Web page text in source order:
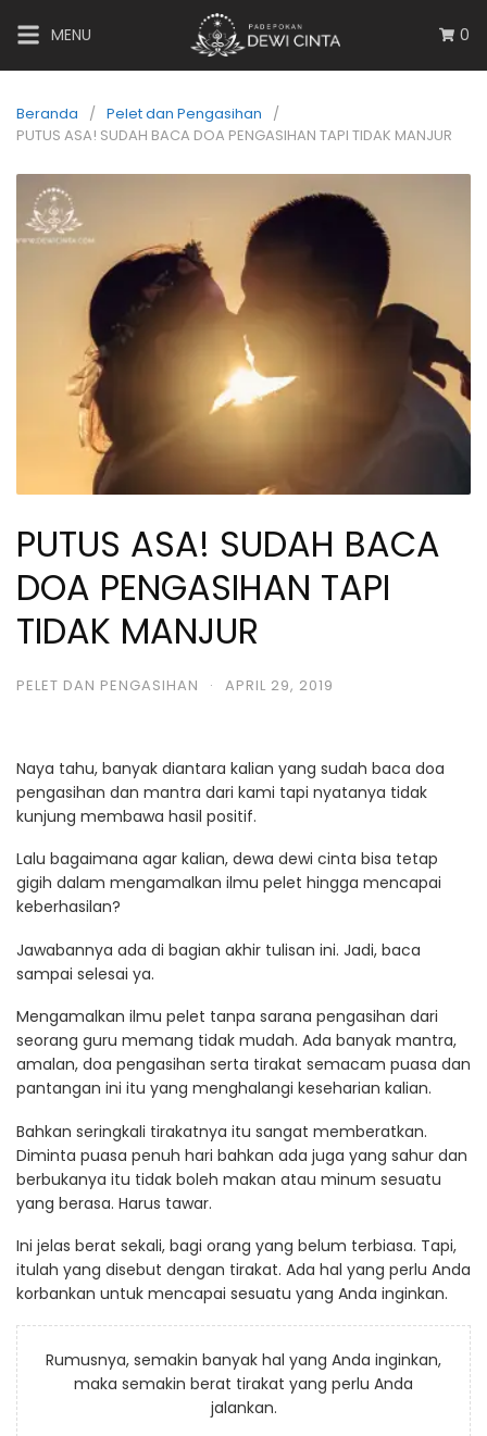
MENU 0
Beranda
Pelet dan Pengasihan
PUTUS ASA! SUDAH BACA DOA PENGASIHAN TAPI TIDAK MANJUR
PUTUS ASA! SUDAH BACA
DOA PENGASIHAN TAPI
TIDAK MANJUR
PELET DAN PENGASIHAN · APRIL 29, 2019
Naya tahu, banyak diantara kalian yang sudah baca doa
pengasihan dan mantra dari kami tapi nyatanya tidak
kunjung membawa hasil positif.
Lalu bagaimana agar kalian, dewa dewi cinta bisa tetap
gigih dalam mengamalkan ilmu pelet hingga mencapai
keberhasilan?
Jawabannya ada di bagian akhir tulisan ini. Jadi, baca
sampai selesai ya.
Mengamalkan ilmu pelet tanpa sarana pengasihan dari
seorang guru memang tidak mudah. Ada banyak mantra,
amalan, doa pengasihan serta tirakat semacam puasa dan
pantangan ini itu yang menghalangi keseharian kalian.
Bahkan seringkali tirakatnya itu sangat memberatkan.
Diminta puasa penuh hari bahkan ada juga yang sahur dan
berbukanya itu tidak boleh makan atau minum sesuatu
yang berasa. Harus tawar.
Ini jelas berat sekali, bagi orang yang belum terbiasa. Tapi,
itulah yang disebut dengan tirakat. Ada hal yang perlu Anda
korbankan untuk mencapai sesuatu yang Anda inginkan.
Rumusnya, semakin banyak hal yang Anda inginkan,
maka semakin berat tirakat yang perlu Anda
jalankan.